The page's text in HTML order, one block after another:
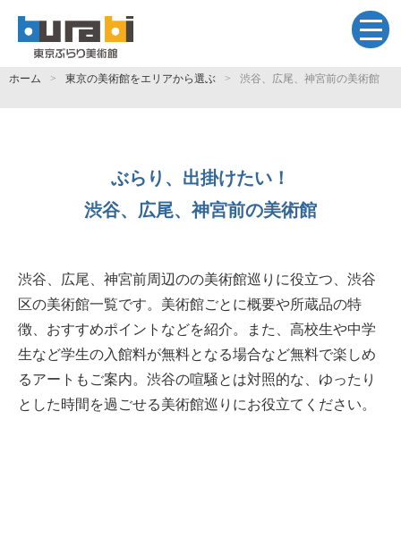
ホーム 東京の美術館をエリアから選ぶ 渋谷、広尾、神宮前の美術館
ぶらり、出掛けたい！
渋谷、広尾、神宮前の美術館
渋谷、広尾、神宮前周辺のの美術館巡りに役立つ、渋谷
区の美術館一覧です。美術館ごとに概要や所蔵品の特
徴、おすすめポイントなどを紹介。また、高校生や中学
生など学生の入館料が無料となる場合など無料で楽しめ
るアートもご案内。渋谷の喧騒とは対照的な、ゆったり
とした時間を過ごせる美術館巡りにお役立てください。